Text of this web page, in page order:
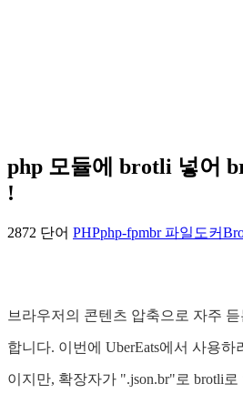
php 모듈에 brotli 넣어
!
2872 단어 PHPphp-fpmbr 파일 도커
브라우저의 콘텐츠 압축으로 자주
합니다. 이번에 UberEats에서 사용하
이지만, 확장자가 ".json.br"로 brotli